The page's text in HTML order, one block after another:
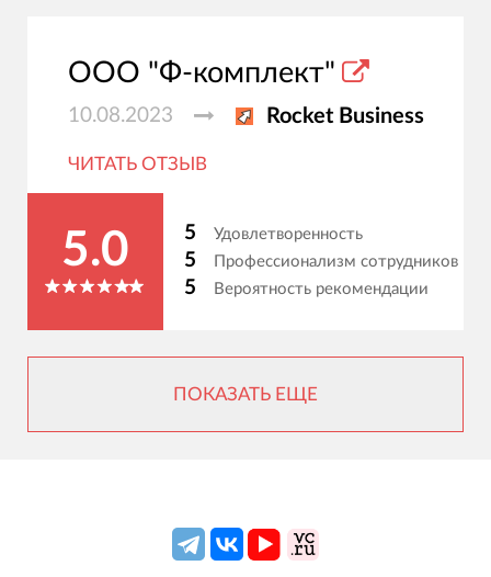
ООО "Ф-комплект"
10.08.2023 Rocket Business
ЧИТАТЬ ОТЗЫВ
5.0 5 Удовлетворенность
5 Профессионализм сотрудников
5 Вероятность рекомендации
ПОКАЗАТЬ ЕЩЕ